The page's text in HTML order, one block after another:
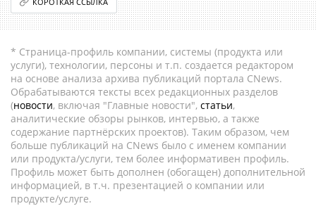
* Страница-профиль компании, системы (продукта или
услуги), технологии, персоны и т.п. создается редактором
на основе анализа архива публикаций портала CNews.
Обрабатываются тексты всех редакционных разделов
(новости, включая "Главные новости", статьи,
аналитические обзоры рынков, интервью, а также
содержание партнёрских проектов). Таким образом, чем
больше публикаций на CNews было с именем компании
или продукта/услуги, тем более информативен профиль.
Профиль может быть дополнен (обогащен) дополнительной
информацией, в т.ч. презентацией о компании или
продукте/услуге.